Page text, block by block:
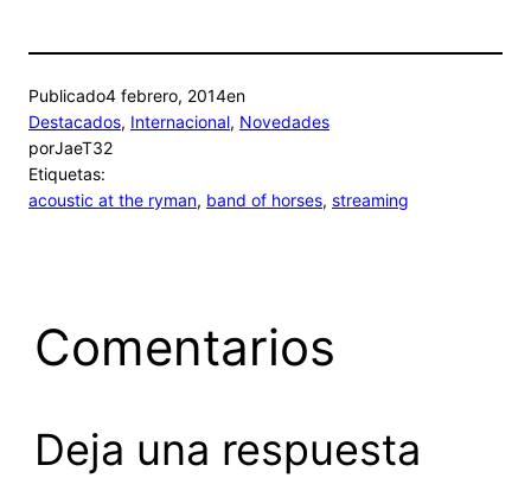
Publicado4 febrero, 2014en
Destacados, Internacional, Novedades
porJaeT32
Etiquetas:
acoustic at the ryman, band of horses, streaming
Comentarios
Deja una respuesta